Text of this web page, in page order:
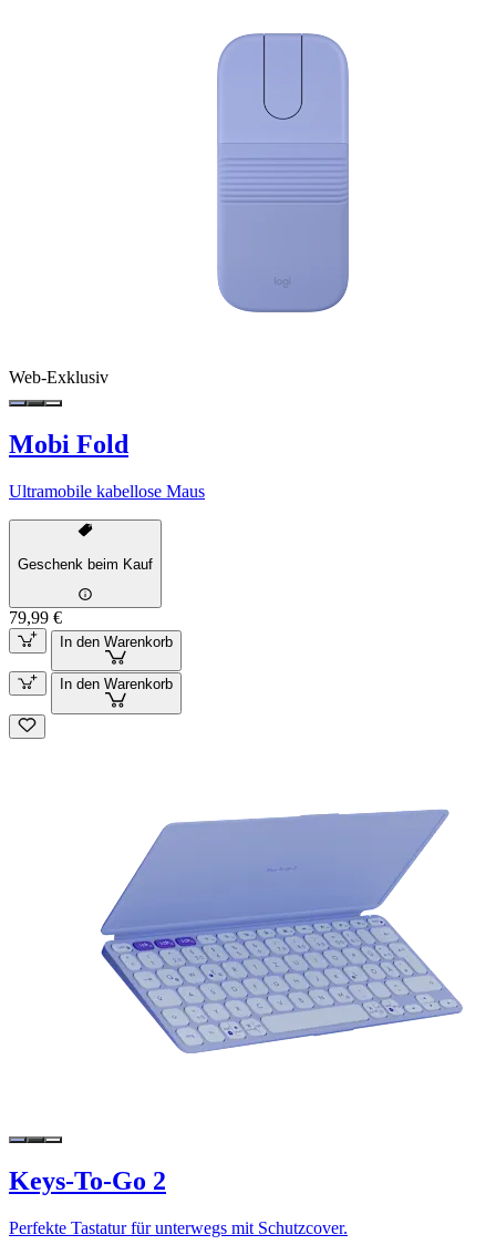
Web-Exklusiv
Mobi Fold
Ultramobile kabellose Maus
Geschenk beim Kauf
79,99 €
In den Warenkorb
In den Warenkorb
Keys-To-Go 2
Perfekte Tastatur für unterwegs mit Schutzcover.